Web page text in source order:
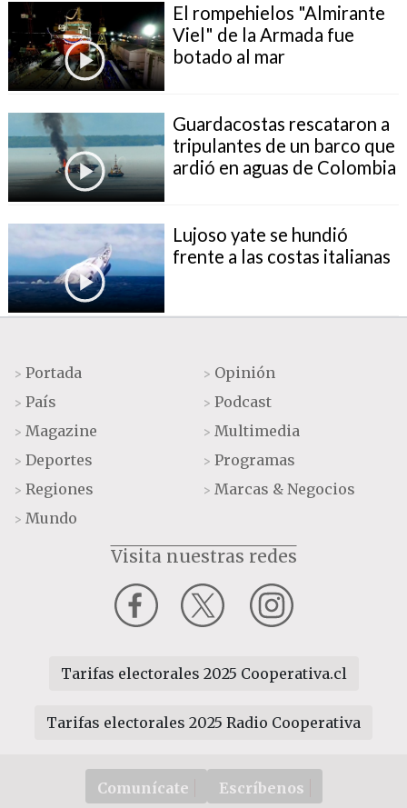
El rompehielos "Almirante
Viel" de la Armada fue
botado al mar
Guardacostas rescataron a
tripulantes de un barco que
ardió en aguas de Colombia
Lujoso yate se hundió
frente a las costas italianas
> Portada
> País
> Magazine
> Deportes
> Regiones
> Mundo
> Opinión
> Podcast
> Multimedia
> Programas
> Marcas & Negocios
Visita nuestras redes
Tarifas electorales 2025 Cooperativa.cl
Tarifas electorales 2025 Radio Cooperativa
Comunícate Escríbenos